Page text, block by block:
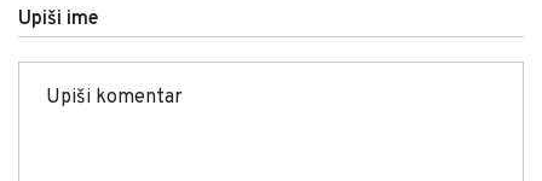
Upiši ime